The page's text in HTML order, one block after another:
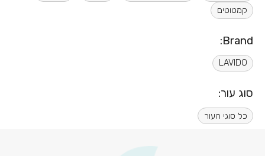
קמטוטים
Brand:
LAVIDO
סוג עור:
כל סוגי העור